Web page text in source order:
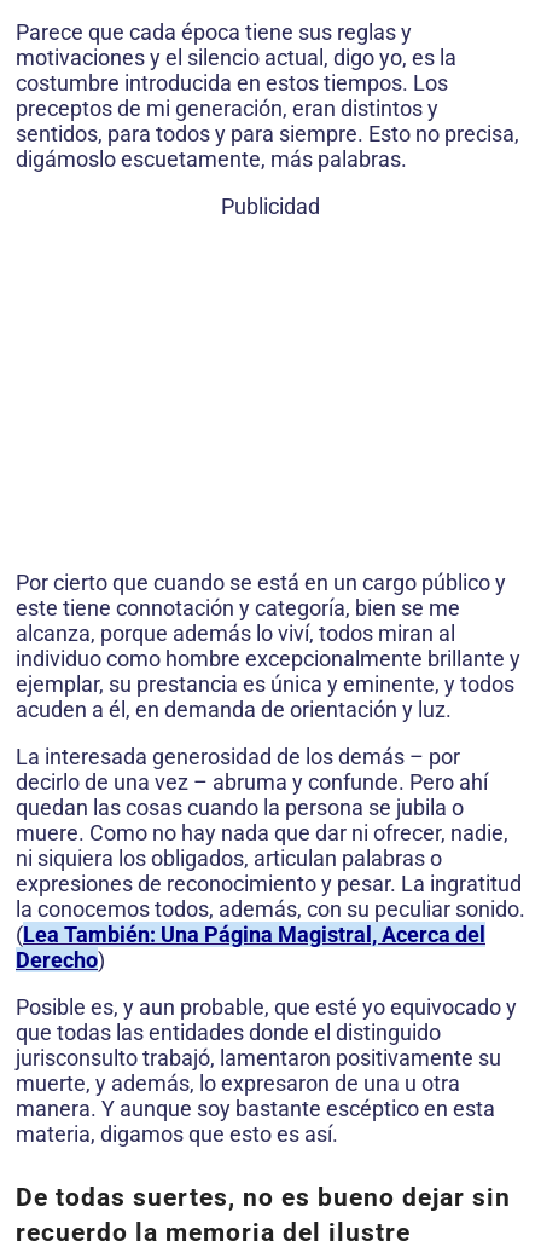
Parece que cada época tiene sus reglas y
motivaciones y el silencio actual, digo yo, es la
costumbre introducida en estos tiempos. Los
preceptos de mi generación, eran distintos y
sentidos, para todos y para siempre. Esto no precisa,
digámoslo escuetamente, más palabras.
Publicidad
Por cierto que cuando se está en un cargo público y
este tiene connotación y categoría, bien se me
alcanza, porque además lo viví, todos miran al
individuo como hombre excepcionalmente brillante y
ejemplar, su prestancia es única y eminente, y todos
acuden a él, en demanda de orientación y luz.
La interesada generosidad de los demás – por
decirlo de una vez – abruma y confunde. Pero ahí
quedan las cosas cuando la persona se jubila o
muere. Como no hay nada que dar ni ofrecer, nadie,
ni siquiera los obligados, articulan palabras o
expresiones de reconocimiento y pesar. La ingratitud
la conocemos todos, además, con su peculiar sonido.
(Lea También: Una Página Magistral, Acerca del
Derecho)
Posible es, y aun probable, que esté yo equivocado y
que todas las entidades donde el distinguido
jurisconsulto trabajó, lamentaron positivamente su
muerte, y además, lo expresaron de una u otra
manera. Y aunque soy bastante escéptico en esta
materia, digamos que esto es así.
De todas suertes, no es bueno dejar sin
recuerdo la memoria del ilustre